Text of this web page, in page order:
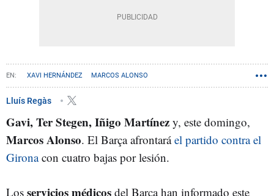
XAVI HERNÁNDEZ MARCOS ALONSO
Lluís Regàs
Gavi, Ter Stegen, Iñigo Martínez y, este domingo,
Marcos Alonso. El Barça afrontaráel partido contra el
Gironacon cuatro bajas por lesión.
Los servicios médicos del Barça han informado este